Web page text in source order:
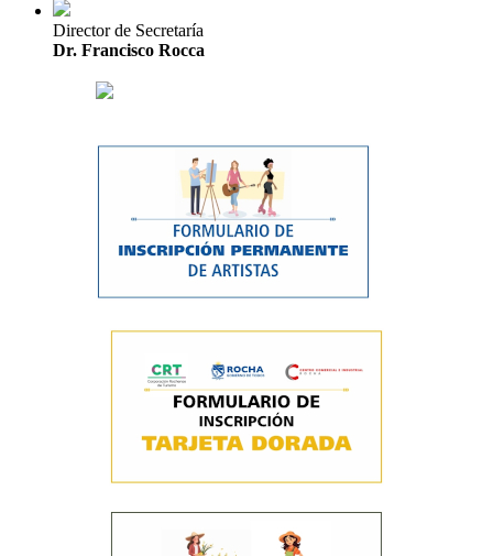
Director de Secretaría
Dr. Francisco Rocca